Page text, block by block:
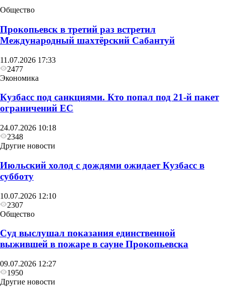
Общество
Глава Прокопьевска рассказал, как
преображается Сквер «Школьный»
Общество
Прокопьевск в третий раз встретил
Международный шахтёрский Сабантуй
11.07.2026 17:33
2477
Экономика
Кузбасс под санкциями. Кто попал под 21‑й пакет
ограничений ЕС
24.07.2026 10:18
2348
Другие новости
Июльский холод с дождями ожидает Кузбасс в
субботу
10.07.2026 12:10
2307
Общество
Суд выслушал показания единственной
выжившей в пожаре в сауне Прокопьевска
09.07.2026 12:27
1950
Другие новости